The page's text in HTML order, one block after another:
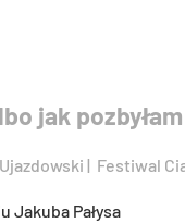
jak
| Festiwal
Jakuba Pałysa